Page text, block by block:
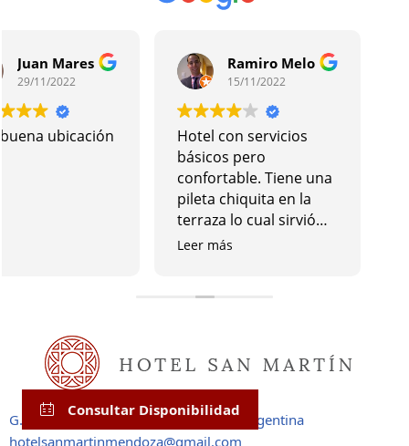
Consultar Disponibilidad
Juan Mares
29/11/2022
ubicación
Ramiro Melo
15/11/2022
Hotel con servicios
básicos pero
confortable. Tiene una
pileta chiquita en la
terraza lo cual sirvió
para la estadía en esta
días en Mendoza con
Leer más
G. Espejo 435, M5502AVL Mendoza, Argentina
hotelsanmartinmendoza@gmail.com